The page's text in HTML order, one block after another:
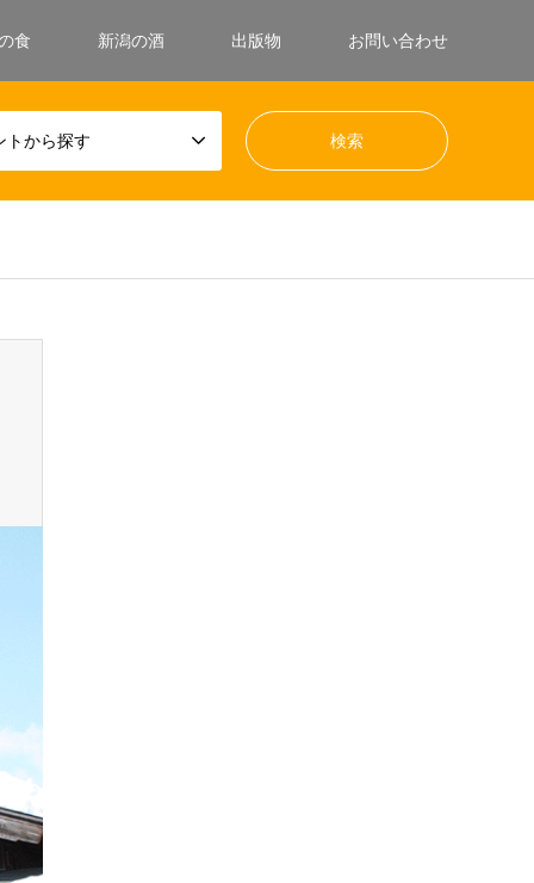
食 新潟の酒 出版物 お問い合わせ
トから探す